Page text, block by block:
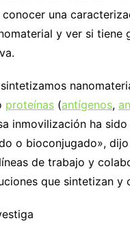
una
y ver si tiene
proteínas (antígenos,
inmovilización ha
o bioconjugado»,
de trabajo y
que sintetizan y